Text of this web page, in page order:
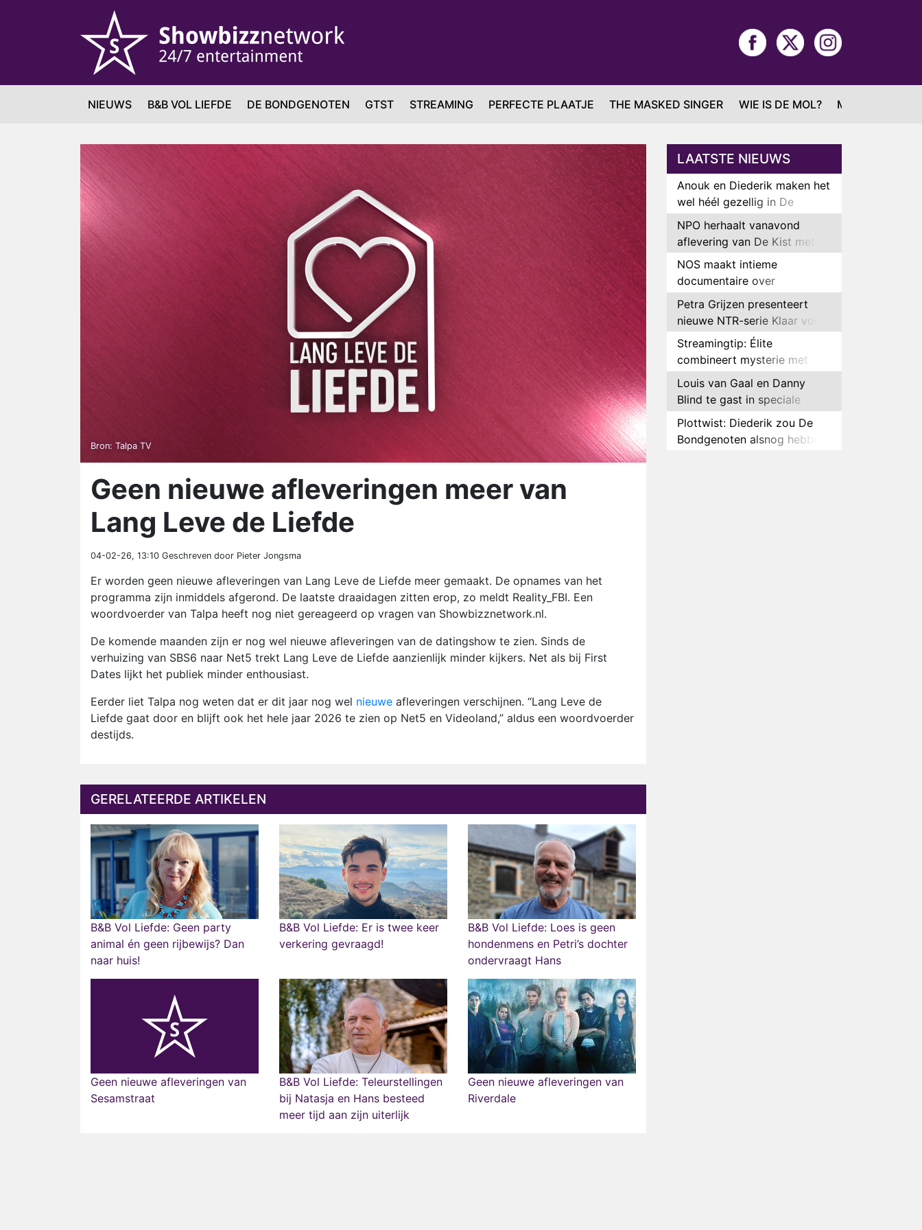
NIEUWS B&B VOL LIEFDE DE BONDGENOTEN GTST STREAMING PERFECTE PLAATJE THE MASKED SINGER WIE IS DE MOL? MAFS
Bron: Talpa TV
Geen nieuwe afleveringen meer van
Lang Leve de Liefde
04-02-26, 13:10 Geschreven door Pieter Jongsma
Er worden geen nieuwe afleveringen van Lang Leve de Liefde meer gemaakt. De opnames van het
programma zijn inmiddels afgerond. De laatste draaidagen zitten erop, zo meldt Reality_FBI. Een
woordvoerder van Talpa heeft nog niet gereageerd op vragen van Showbizznetwork.nl.
De komende maanden zijn er nog wel nieuwe afleveringen van de datingshow te zien. Sinds de
verhuizing van SBS6 naar Net5 trekt Lang Leve de Liefde aanzienlijk minder kijkers. Net als bij First
Dates lijkt het publiek minder enthousiast.
Eerder liet Talpa nog weten dat er dit jaar nog wel nieuwe afleveringen verschijnen. “Lang Leve de
Liefde gaat door en blijft ook het hele jaar 2026 te zien op Net5 en Videoland,” aldus een woordvoerder
destijds.
GERELATEERDE ARTIKELEN
B&B Vol Liefde: Geen party
animal én geen rijbewijs? Dan
naar huis!
B&B Vol Liefde: Er is twee keer
verkering gevraagd!
B&B Vol Liefde: Loes is geen
hondenmens en Petri’s dochter
ondervraagt Hans
Geen nieuwe afleveringen van
Sesamstraat
B&B Vol Liefde: Teleurstellingen
bij Natasja en Hans besteed
meer tijd aan zijn uiterlijk
Geen nieuwe afleveringen van
Riverdale
LAATSTE NIEUWS
Anouk en Diederik maken het
wel héél gezellig in De
Bondgenoten
NPO herhaalt vanavond
aflevering van De Kist met
Peter Faber
NOS maakt intieme
documentaire over
hockeyster Yibbi Jansen
Petra Grijzen presenteert
nieuwe NTR-serie Klaar voor
de oorlog
Streamingtip: Élite
combineert mysterie met
romantie
Louis van Gaal en Danny
Blind te gast in speciale
aflevering van Tussen de
Palen
Plottwist: Diederik zou De
Bondgenoten alsnog hebben